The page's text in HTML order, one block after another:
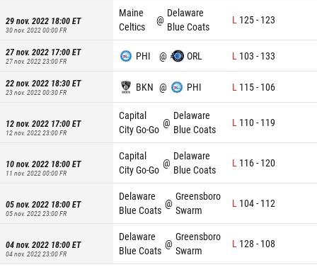
29 nov. 2022 18:00ET
30 nov. 2022 00:00FR
Maine
Celtics
@
Delaware
Blue Coats
L 125- 123
27 nov. 2022 17:00ET
27 nov. 2022 23:00FR PHI @ ORL L 103 - 133
22 nov. 2022 18:30ET
23 nov. 2022 00:30FR BKN @ PHI L 115- 106
12 nov. 2022 17:00ET
12 nov. 2022 23:00FR
Capital
City Go-Go
@
Delaware
Blue Coats
L 110- 119
10 nov. 2022 18:00ET
11 nov. 2022 00:00FR
Capital
City Go-Go
@
Delaware
Blue Coats
L 116- 120
05 nov. 2022 18:00ET
05 nov. 2022 23:00FR
Delaware
Blue Coats
@
Greensboro
Swarm
L 104- 112
04 nov. 2022 18:00ET
04 nov. 2022 23:00FR
Delaware
Blue Coats
@
Greensboro
Swarm
L 128 - 108